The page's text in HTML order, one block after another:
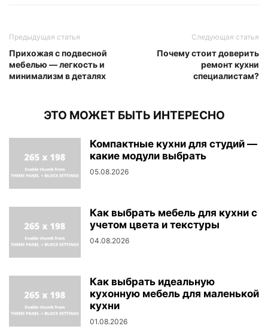
Предыдущая статья
Прихожая с подвесной
мебелью — легкость и
минимализм в деталях
Следующая статья
Почему стоит доверить
ремонт кухни
специалистам?
ЭТО МОЖЕТ БЫТЬ ИНТЕРЕСНО
Компактные кухни для студий —
какие модули выбрать
05.08.2026
Как выбрать мебель для кухни с
учетом цвета и текстуры
04.08.2026
Как выбрать идеальную
кухонную мебель для маленькой
кухни
01.08.2026